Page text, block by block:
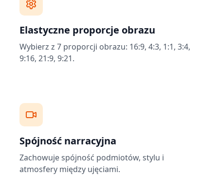
Elastyczne proporcje obrazu
Wybierz z 7 proporcji obrazu: 16:9, 4:3, 1:1, 3:4,
9:16, 21:9, 9:21.
Spójność narracyjna
Zachowuje spójność podmiotów, stylu i
atmosfery między ujęciami.